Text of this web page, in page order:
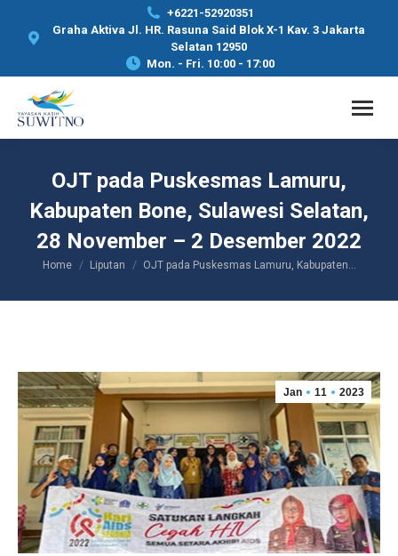
+6221-52920351
Graha Aktiva Jl. HR. Rasuna Said Blok X-1 Kav. 3 Jakarta
Selatan 12950
Mon. - Fri. 10:00 - 17:00
OJT pada Puskesmas Lamuru,
Kabupaten Bone, Sulawesi Selatan,
28 November – 2 Desember 2022
You are here:
Home Liputan OJT pada Puskesmas Lamuru, Kabupaten…
Jan 11 2023